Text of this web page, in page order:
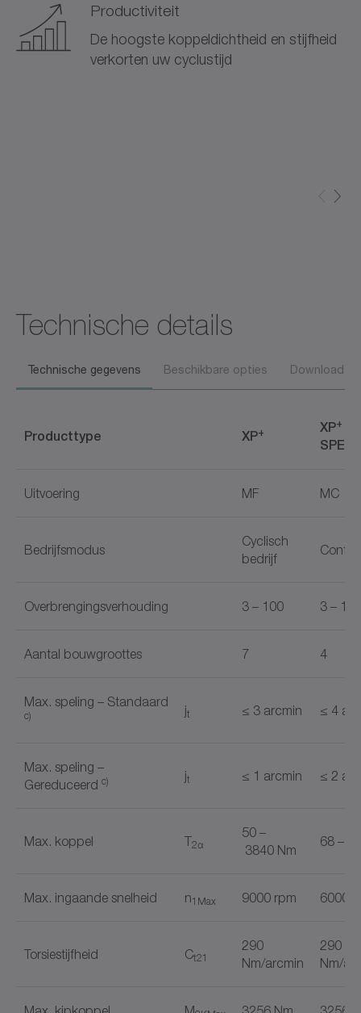
Productiviteit
De hoogste koppeldichtheid en stijfheid
verkorten uw cyclustijd
Technische details
Technische gegevens Beschikbare opties Downloads
Producttype XP+ XP+
SPEED
Uitvoering MF MC
Bedrijfsmodus
Cyclisch
bedrijf
Overbrengingsverhouding 3 – 100 3 – 100
Aantal bouwgroottes 7 4
Max. speling – Standaard
c) jt ≤ 3 arcmin ≤ 4
Max. speling –
Gereduceerd c) jt ≤ 1 arcmin ≤ 2
Max. koppel T2α
50 –
3840 Nm
68 –
Max. ingaande snelheid n1Max 9000 rpm 6000
Torsiestijfheid Ct21
290
Nm/arcmin
290
Nm/